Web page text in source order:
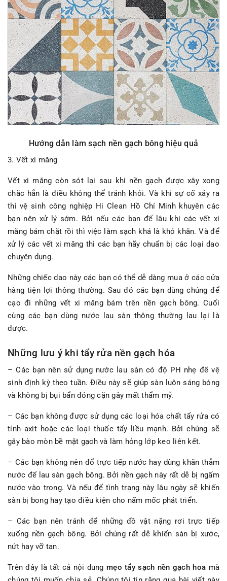
Hướng dẫn làm sạch nền gạch bông hiệu quả
3. Vết xi măng
Vết xi măng còn sót lại sau khi nền gạch được xây xong
chắc hẳn là điều không thể tránh khỏi. Và khi sự cố xảy ra
thì vệ sinh công nghiệp Hi Clean Hồ Chí Minh khuyên các
bạn nên xử lý sớm. Bởi nếu các bạn để lâu khi các vết xi
măng bám chặt rồi thì việc làm sạch khá là khó khăn. Và để
xử lý các vết xi măng thì các bạn hãy chuẩn bị các loại dao
chuyên dụng.
Những chiếc dao này các bạn có thể dễ dàng mua ở các cửa
hàng tiện lợi thông thường. Sau đó các bạn dùng chúng để
cạo đi những vết xi măng bám trên nền gạch bông. Cuối
cùng các bạn dùng nước lau sàn thông thường lau lại là
được.
Những lưu ý khi tẩy rửa nền gạch hóa
– Các bạn nên sử dụng nước lau sàn có độ PH nhẹ để vệ
sinh định kỳ theo tuần. Điều này sẽ giúp sàn luôn sáng bóng
và không bị bụi bẩn đóng cặn gây mất thẩm mỹ.
– Các bạn không được sử dụng các loại hóa chất tẩy rửa có
tính axit hoặc các loại thuốc tẩy liều mạnh. Bởi chúng sẽ
gây bào mòn bề mặt gạch và làm hỏng lớp keo liên kết.
– Các bạn không nên đổ trực tiếp nước hay dùng khăn thẫm
nước để lau sàn gạch bông. Bởi nền gạch này rất dễ bị ngấm
nước vào trong. Và nếu để tình trạng này lâu ngày sẽ khiến
sàn bị bong hay tạo điều kiện cho nấm mốc phát triển.
– Các bạn nên tránh để những đồ vật nặng rơi trực tiếp
xuống nền gạch bông. Bởi chúng rất dễ khiến sàn bị xước,
nứt hay vỡ tan.
Trên đây là tất cả nội dung mẹo tẩy sạch nền gạch hoa mà